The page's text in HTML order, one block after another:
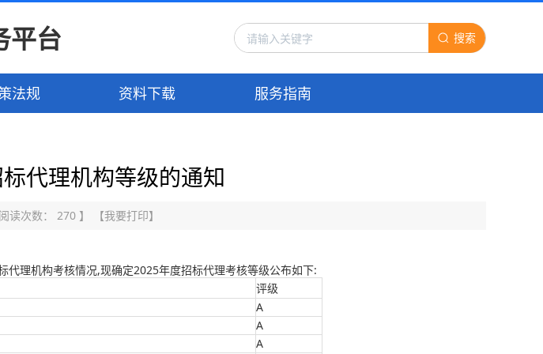
平台 搜索
法规 资料下载 服务指南
代理机构等级的通知
读次数： 270 】 【我要打印】
代理机构考核情况,现确定2025年度招标代理考核等级公布如下:
评级
A
A
A